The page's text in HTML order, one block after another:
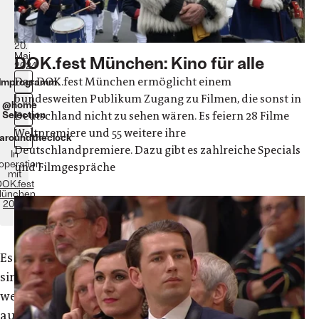
2024
@home:
6.
bis
20.
Mai
2024
@home
Selection
In
mit
2024
Es
sind
weltweit
DOK.fest München: Kino für alle
Das DOK.fest München ermöglicht einem
bundesweiten Publikum Zugang zu Filmen, die sonst in
Deutschland nicht zu sehen wären. Es feiern 28 Filme
Weltpremiere und 55 weitere ihre
Deutschlandpremiere. Dazu gibt es zahlreiche Specials
und Filmgespräche